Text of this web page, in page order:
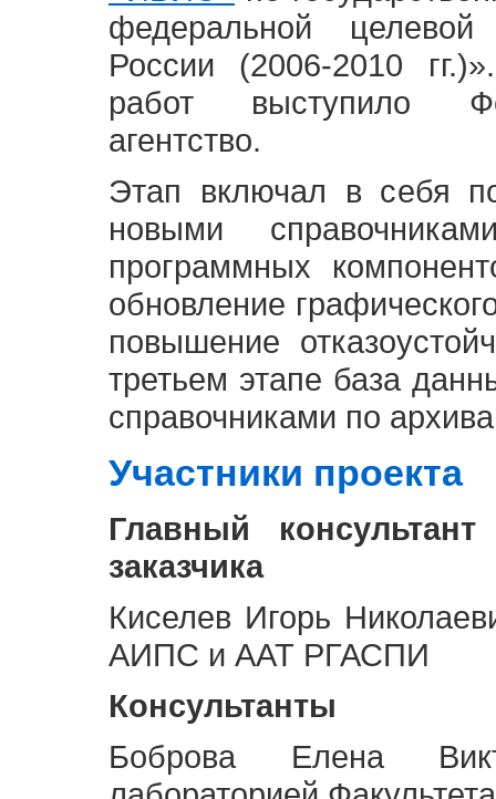
федеральной
России (2006-2010
работ выступило
агентство.
Этап включал в себя
новыми
программных
обновление
повышение
третьем этапе база
справочниками по
Участники проекта
Главный
заказчика
Киселев Игорь
АИПС и ААТ РГАСПИ
Консультанты
Боброва Елена